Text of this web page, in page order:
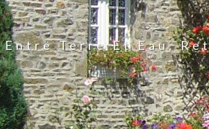
Entre Terre Et Eau,